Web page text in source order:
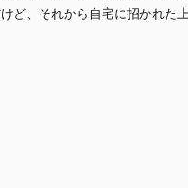
ど、それから自宅に招かれた